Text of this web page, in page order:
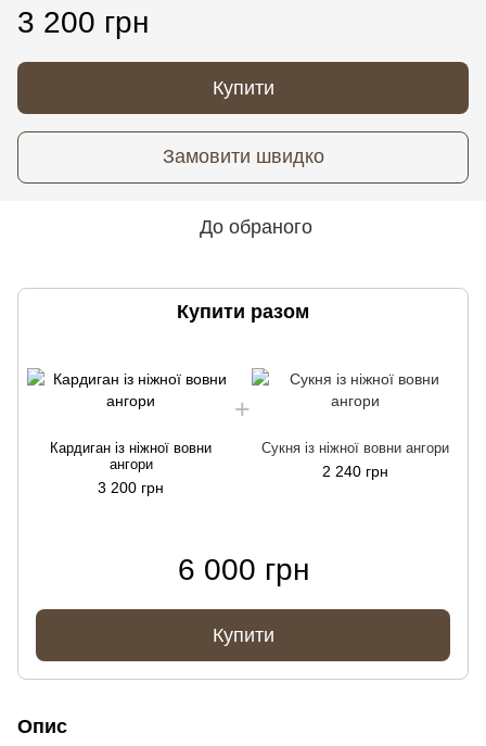
3 200 грн
Купити
Замовити швидко
До обраного
Купити разом
Кардиган із ніжної вовни
ангори
3 200 грн
Cукня із ніжної вовни ангори
2 240 грн
6 000 грн
Купити
Опис